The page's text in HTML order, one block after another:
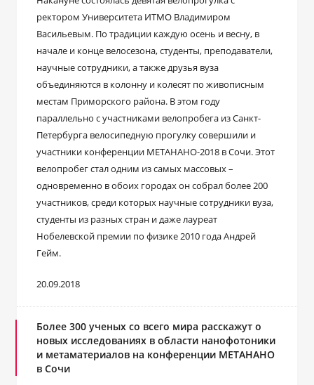
ректором Университета ИТМО Владимиром
Васильевым. По традиции каждую осень и весну, в
начале и конце велосезона, студенты, преподаватели,
научные сотрудники, а также друзья вуза
объединяются в колонну и колесят по живописным
местам Приморского района. В этом году
параллельно с участниками велопробега из Санкт-
Петербурга велосипедную прогулку совершили и
участники конференции МЕТАНАНО-2018 в Сочи. Этот
велопробег стал одним из самых массовых –
одновременно в обоих городах он собрал более 200
участников, среди которых научные сотрудники вуза,
студенты из разных стран и даже лауреат
Нобелевской премии по физике 2010 года Андрей
Гейм.
20.09.2018
Более 300 ученых со всего мира расскажут о
новых исследованиях в области нанофотоники
и метаматериалов на конференции МЕТАНАНО
в Сочи